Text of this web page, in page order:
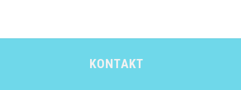
KONTAKT